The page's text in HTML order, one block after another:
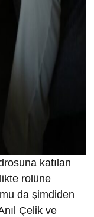
katılan
rolüne
da şimdiden
Çelik ve